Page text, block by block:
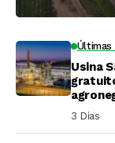
Últimas
Usina
3 Dias ⁮